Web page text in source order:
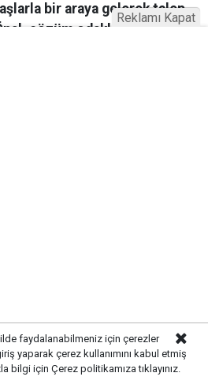
bir araya gelerek talep
çözüm odaklı
faydalanabilmeniz için çerezler
yaparak çerez kullanımını kabul etmiş
bilgi için Çerez politikamıza tıklayınız.
Reklamı Kapat